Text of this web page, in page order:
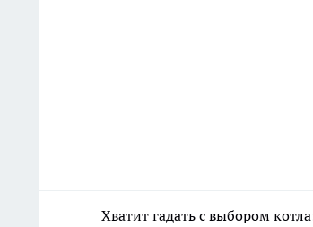
Хватит гадать с выбором